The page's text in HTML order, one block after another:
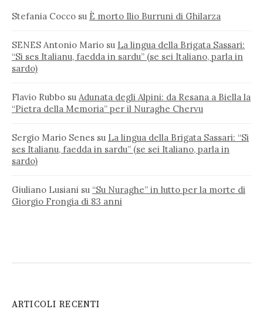
Stefania Cocco su È morto Ilio Burruni di Ghilarza
SENES Antonio Mario su La lingua della Brigata Sassari:
“Si ses Italianu, faedda in sardu” (se sei Italiano, parla in
sardo)
Flavio Rubbo su Adunata degli Alpini: da Resana a Biella la
“Pietra della Memoria” per il Nuraghe Chervu
Sergio Mario Senes su La lingua della Brigata Sassari: “Si
ses Italianu, faedda in sardu” (se sei Italiano, parla in
sardo)
Giuliano Lusiani su “Su Nuraghe” in lutto per la morte di
Giorgio Frongia di 83 anni
ARTICOLI RECENTI